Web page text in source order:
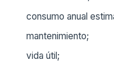
consumo anual
mantenimiento;
vida útil;